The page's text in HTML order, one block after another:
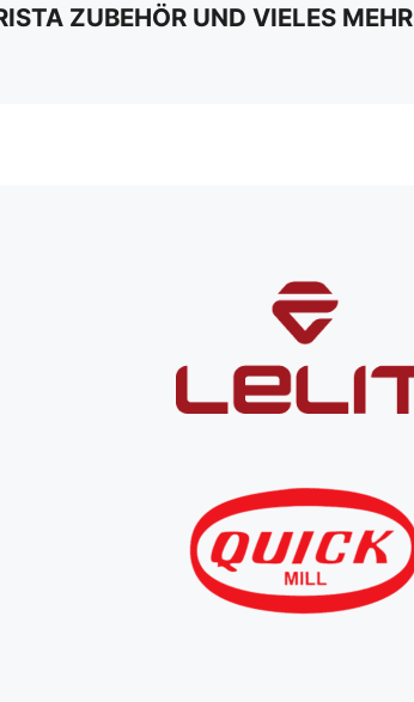
ZUBEHÖR UND VIELES MEHR